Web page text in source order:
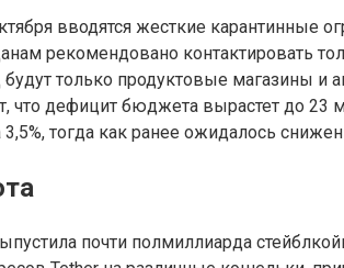
вводятся жесткие карантинные
рекомендовано контактировать
только продуктовые магазины и
что дефицит бюджета вырастет до 23
3,5%, тогда как ранее ожидалось
почти полмиллиарда